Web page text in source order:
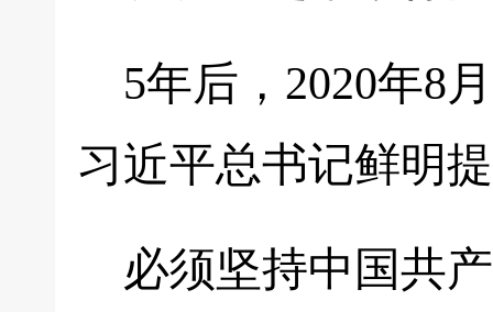
5年后，2020年8
习近平总书记鲜明
必须坚持中国共